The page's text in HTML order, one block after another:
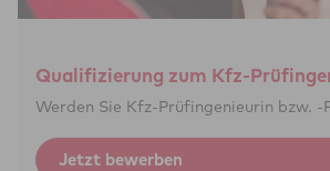
Qua­li­fi­zie­rung zum Kfz-
Werden Sie Kfz-Prüf­ingenieurin bzw. -
Jetzt bewerben